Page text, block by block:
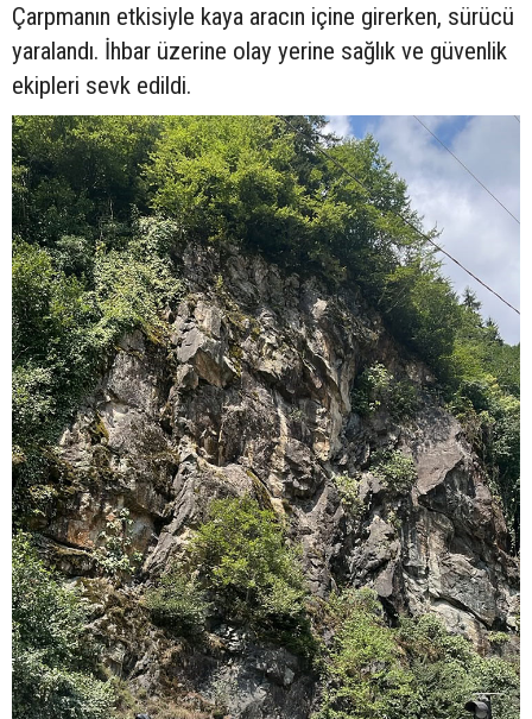
Çarpmanın etkisiyle kaya aracın içine girerken, sürücü
yaralandı. İhbar üzerine olay yerine sağlık ve güvenlik
ekipleri sevk edildi.